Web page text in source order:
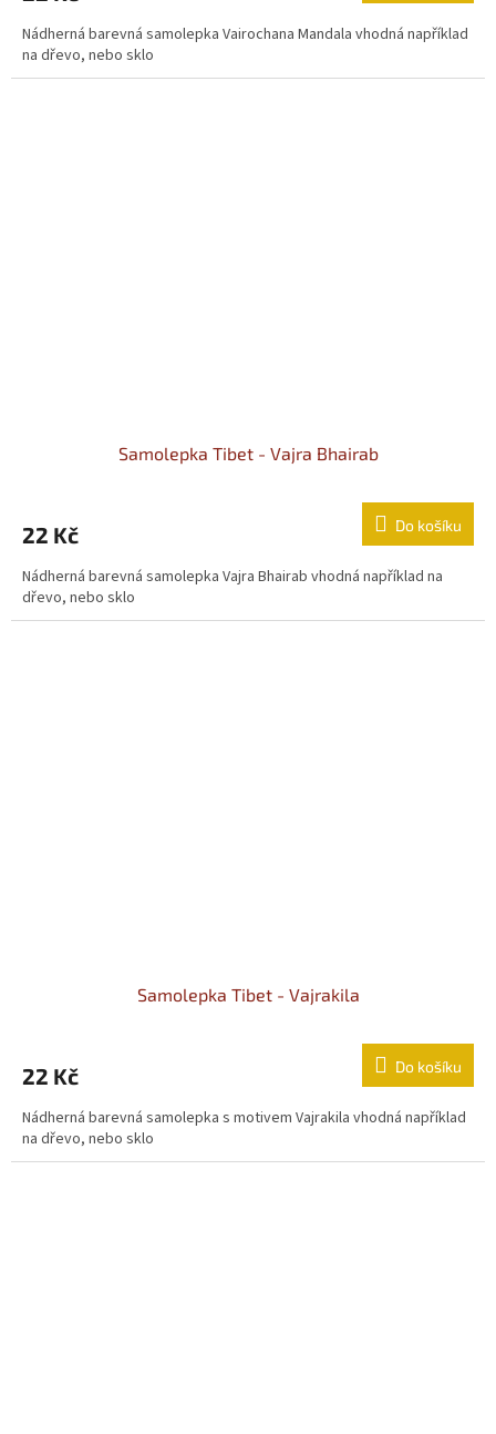
Nádherná barevná samolepka Vairochana Mandala vhodná například
na dřevo, nebo sklo
Samolepka Tibet - Vajra Bhairab
22 Kč Do košíku
Nádherná barevná samolepka Vajra Bhairab vhodná například na
dřevo, nebo sklo
Samolepka Tibet - Vajrakila
22 Kč Do košíku
Nádherná barevná samolepka s motivem Vajrakila vhodná například
na dřevo, nebo sklo